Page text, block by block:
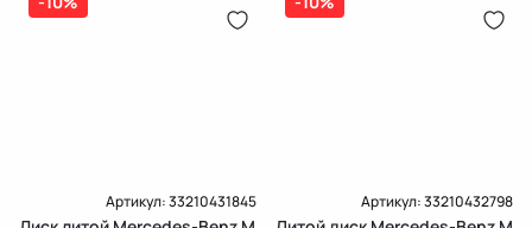
Артикул:33210431845 Артикул:33210432798